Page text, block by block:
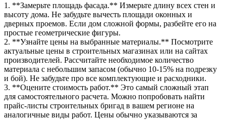
1. **Замерьте площадь фасада.** Измерьте длину всех стен и
высоту дома. Не забудьте вычесть площади оконных и
дверных проемов. Если дом сложной формы, разбейте его на
простые геометрические фигуры.
2. **Узнайте цены на выбранные материалы.** Посмотрите
актуальные цены в строительных магазинах или на сайтах
производителей. Рассчитайте необходимое количество
материала с небольшим запасом (обычно 10-15% на подрезку
и бой). Не забудьте про все комплектующие и расходники.
3. **Оцените стоимость работ.** Это самый сложный этап
для самостоятельного расчета. Можно попробовать найти
прайс-листы строительных бригад в вашем регионе на
аналогичные виды работ. Цены обычно указываются за